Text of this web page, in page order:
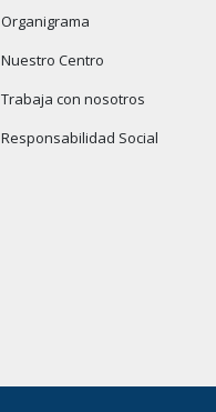
Organigrama
Nuestro Centro
Trabaja con nosotros
Responsabilidad Social